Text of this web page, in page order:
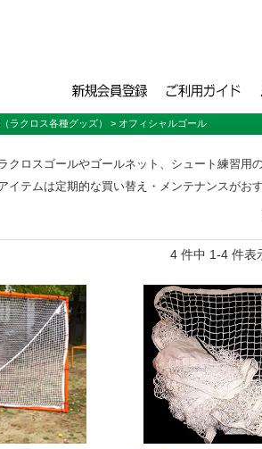
ラクロス各種グッズ） > オフィシャルゴール
クロスゴールやゴールネット、シュート練習用
イテムは定期的な買い替え・メンテナンスがお
4 件中 1-4 件